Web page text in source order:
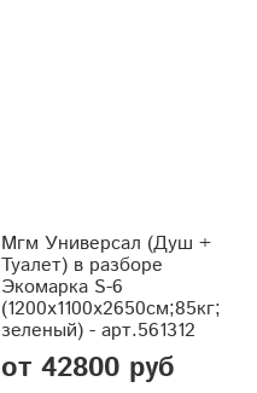
Мгм Универсал (Душ +
Туалет) в разборе
Экомарка S-6
(1200x1100x2650см;85кг;
зеленый) - арт.561312
от 42800 руб